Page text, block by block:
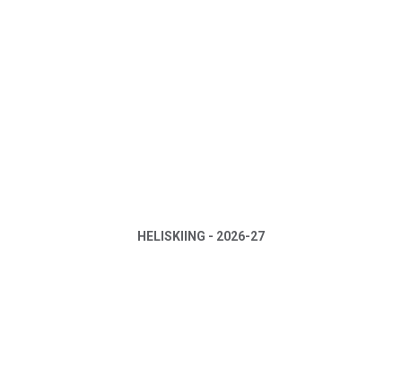
HELISKIING - 2026-27